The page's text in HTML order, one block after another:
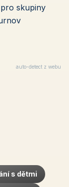
skupiny
auto-detect z webu
s dětmi